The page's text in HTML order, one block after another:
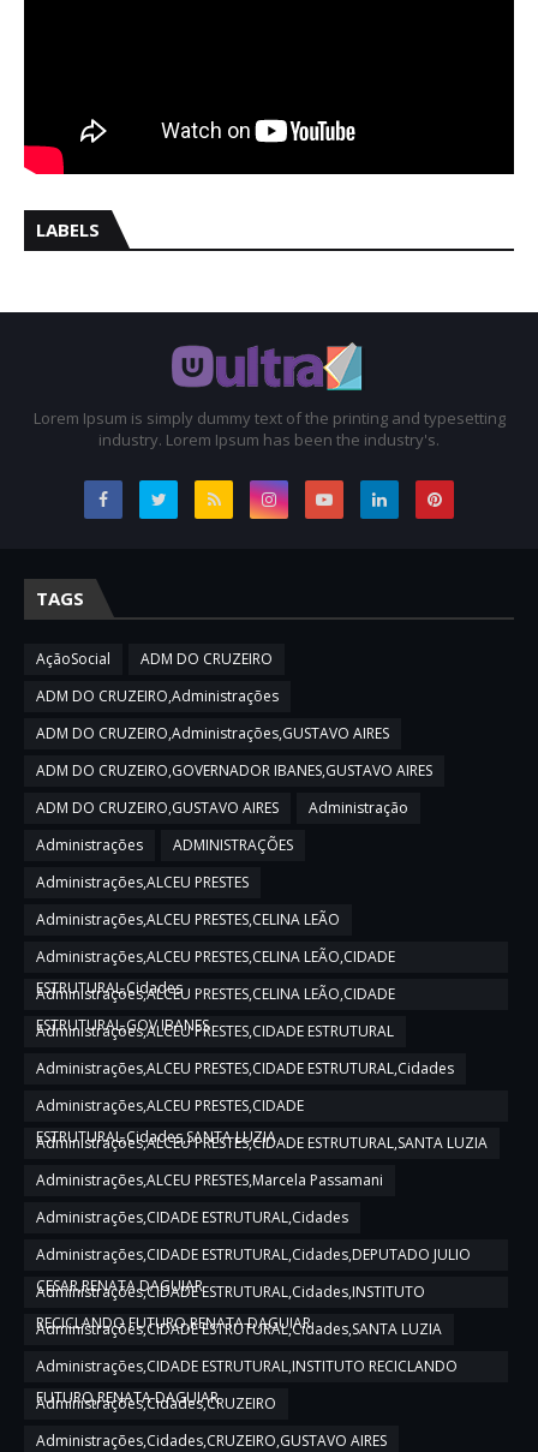
LABELS
Lorem Ipsum is simply dummy text of the printing and typesetting
industry. Lorem Ipsum has been the industry's.
TAGS
AçãoSocial
ADM DO CRUZEIRO
ADM DO CRUZEIRO,Administrações
ADM DO CRUZEIRO,Administrações,GUSTAVO AIRES
ADM DO CRUZEIRO,GOVERNADOR IBANES,GUSTAVO AIRES
ADM DO CRUZEIRO,GUSTAVO AIRES
Administração
Administrações
ADMINISTRAÇÕES
Administrações,ALCEU PRESTES
Administrações,ALCEU PRESTES,CELINA LEÃO
Administrações,ALCEU PRESTES,CELINA LEÃO,CIDADE
ESTRUTURAL,Cidades
Administrações,ALCEU PRESTES,CELINA LEÃO,CIDADE
ESTRUTURAL,GOV IBANES
Administrações,ALCEU PRESTES,CIDADE ESTRUTURAL
Administrações,ALCEU PRESTES,CIDADE ESTRUTURAL,Cidades
Administrações,ALCEU PRESTES,CIDADE
ESTRUTURAL,Cidades,SANTA LUZIA
Administrações,ALCEU PRESTES,CIDADE ESTRUTURAL,SANTA LUZIA
Administrações,ALCEU PRESTES,Marcela Passamani
Administrações,CIDADE ESTRUTURAL,Cidades
Administrações,CIDADE ESTRUTURAL,Cidades,DEPUTADO JULIO
CESAR,RENATA DAGUIAR
Administrações,CIDADE ESTRUTURAL,Cidades,INSTITUTO
RECICLANDO FUTURO,RENATA DAGUIAR
Administrações,CIDADE ESTRUTURAL,Cidades,SANTA LUZIA
Administrações,CIDADE ESTRUTURAL,INSTITUTO RECICLANDO
FUTURO,RENATA DAGUIAR
Administrações,Cidades,CRUZEIRO
Administrações,Cidades,CRUZEIRO,GUSTAVO AIRES